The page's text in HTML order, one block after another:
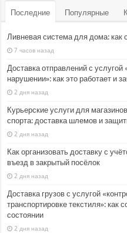
Последние Популярные
Ливневая система для дома: как
7 часов назад
Доставка отправлений с
нарушении»: как это работает и
2 дня назад
Курьерские услуги для
спорта: доставка шлемов и
2 дня назад
Как организовать доставку с
въезд в закрытый посёлок
2 дня назад
Доставка грузов с услугой
транспортировке текстиля»: как
состоянии
2 дня назад